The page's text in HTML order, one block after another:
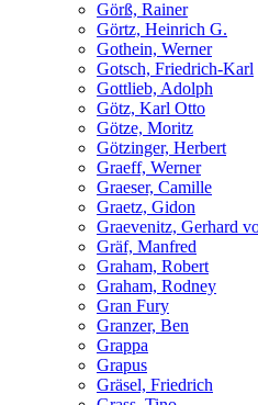
Görß, Rainer
Görtz, Heinrich G.
Gothein, Werner
Gotsch, Friedrich-Karl
Gottlieb, Adolph
Götz, Karl Otto
Götze, Moritz
Götzinger, Herbert
Graeff, Werner
Graeser, Camille
Graetz, Gidon
Graevenitz, Gerhard
Gräf, Manfred
Graham, Robert
Graham, Rodney
Gran Fury
Granzer, Ben
Grappa
Grapus
Gräsel, Friedrich